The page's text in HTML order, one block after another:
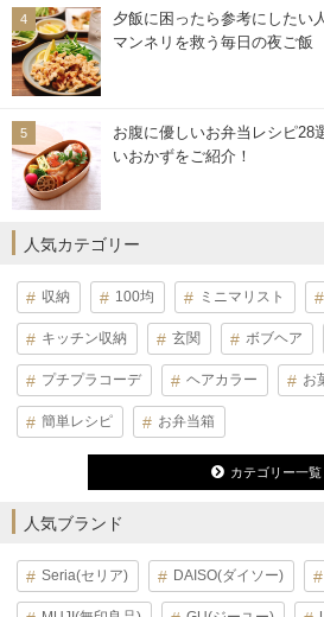
夕飯に困ったら参考にしたい
マンネリを救う毎日の夜ご飯
お腹に優しいお弁当レシピ28
いおかずをご紹介！
人気カテゴリー
収納 100均 ミニマリスト
キッチン収納 玄関 ボブヘア
プチプラコーデ ヘアカラー お
簡単レシピ お弁当箱
カテゴリー一覧
人気ブランド
Seria(セリア) DAISO(ダイソー)